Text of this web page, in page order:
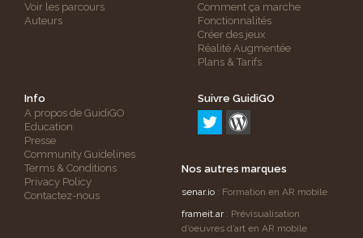
Voir les parcours
Auteurs
Comment ça marche
Fonctionnalités
Créer des jeux
Réalité Augmentée
Plans & Tarifs
Info
A propos de GuidiGO
Education
Presse
Community Guidelines
Terms & Conditions
Privacy Policy
Contactez-nous
Suivre GuidiGO
Nos autres marques
senar.io : Formation en AR mobile
frameit.ar: Prévisualisation
d’oeuvres d’art en AR mobile